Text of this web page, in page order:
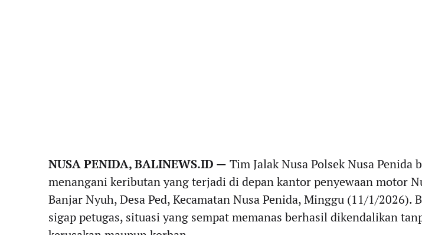
NUSA PENIDA, BALINEWS.ID — Tim Jalak Nusa Polsek Nusa Penida
menangani keributan yang terjadi di depan kantor penyewaan motor
Banjar Nyuh, Desa Ped, Kecamatan Nusa Penida, Minggu (11/1/2026).
sigap petugas, situasi yang sempat memanas berhasil dikendalikan